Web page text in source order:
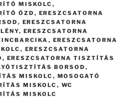
MISKOLC ,
ÓZD , ERESZCSATORNA
, ERESZCSATORNA
, ERESZCSATORNA
, ERESZCSATORNA
, ERESZCSATORNA
, ERESZCSATORNA TISZTÍTÁS
BORSOD ,
MISKOLC , MOSOGATÓ
MISKOLC , WC
MISKOLC